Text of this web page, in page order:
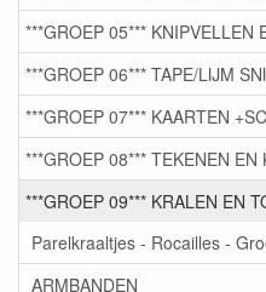
***GROEP 05*** KNIPVELLEN
***GROEP 06*** TAPE/LIJM
***GROEP 07*** KAARTEN
***GROEP 08*** TEKENEN
***GROEP 09*** KRALEN EN
Parelkraaltjes - Rocailles -
ARMBANDEN